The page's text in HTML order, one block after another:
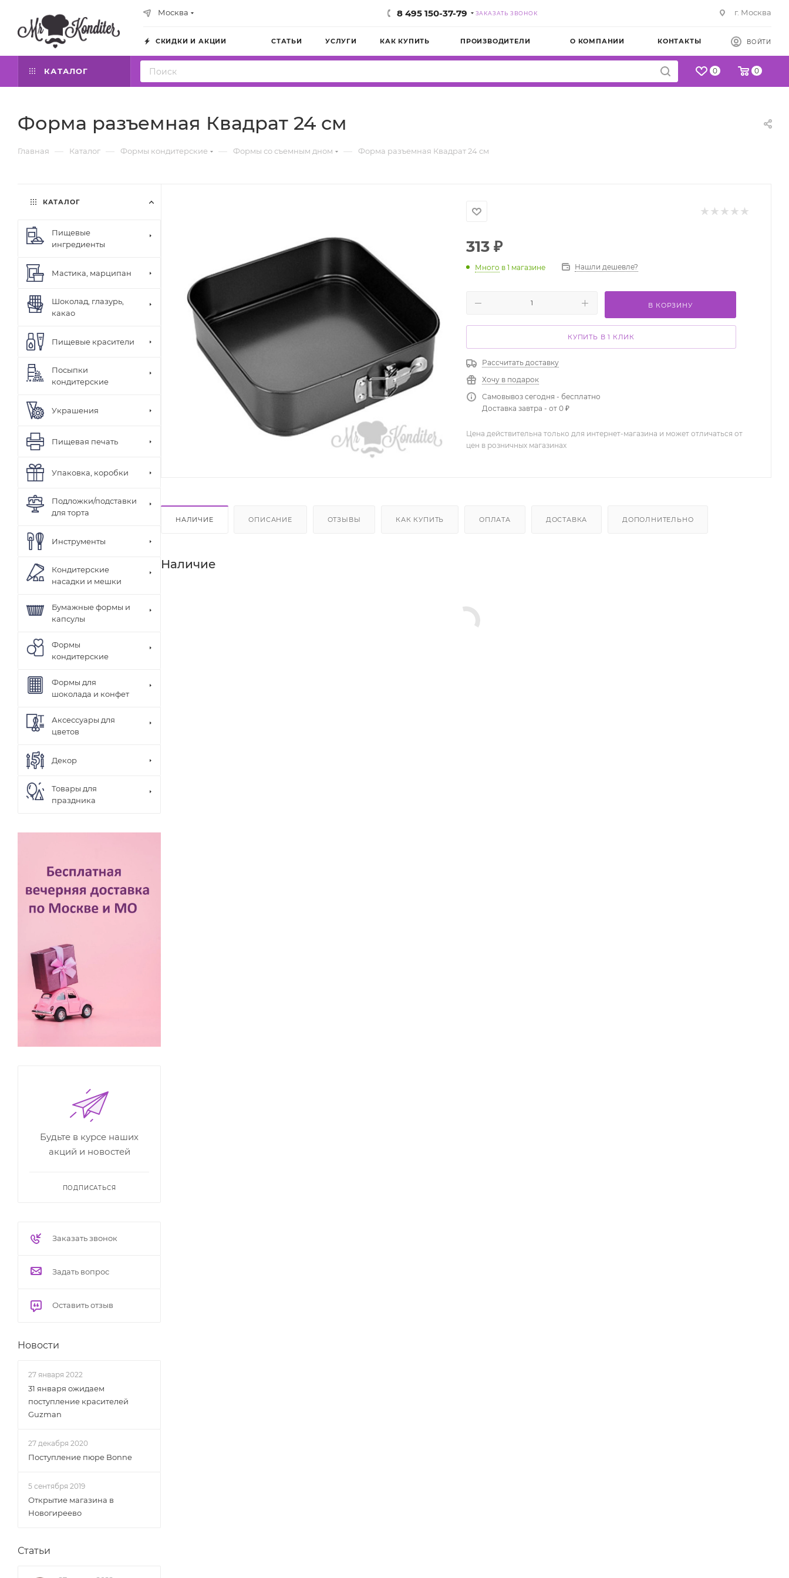
Москва 8 495 150-37-79 ЗАКАЗАТЬ ЗВОНОК г. Москва
СКИДКИ И АКЦИИ СТАТЬИ УСЛУГИ КАК КУПИТЬ ПРОИЗВОДИТЕЛИ О КОМПАНИИ КОНТАКТЫ ВОЙТИ
КАТАЛОГ 0 0
Форма разъемная Квадрат 24 см
Главная — Каталог — Формы кондитерские — Формы со съемным дном — Форма разъемная Квадрат 24 см
313 ₽
Много в 1 магазине Нашли дешевле?
В КОРЗИНУ
КУПИТЬ В 1 КЛИК
Рассчитать доставку
Хочу в подарок
Самовывоз сегодня - бесплатно
Доставка завтра - от 0 ₽
Цена действительна только для интернет-магазина и может отличаться от
цен в розничных магазинах
НАЛИЧИЕ ОПИСАНИЕ ОТЗЫВЫ КАК КУПИТЬ ОПЛАТА ДОСТАВКА ДОПОЛНИТЕЛЬНО
Наличие
КАТАЛОГ
Пищевые
ингредиенты
Мастика, марципан
Шоколад, глазурь,
какао
Пищевые красители
Посыпки
кондитерские
Украшения
Пищевая печать
Упаковка, коробки
Подложки/подставки
для торта
Инструменты
Кондитерские
насадки и мешки
Бумажные формы и
капсулы
Формы
кондитерские
Формы для
шоколада и конфет
Аксессуары для
цветов
Декор
Товары для
праздника
Будьте в курсе наших
акций и новостей
ПОДПИСАТЬСЯ
Заказать звонок
Задать вопрос
Оставить отзыв
Новости
27 января 2022
31 января ожидаем
поступление красителей
Guzman
27 декабря 2020
Поступление пюре Bonne
5 сентября 2019
Открытие магазина в
Новогиреево
Статьи